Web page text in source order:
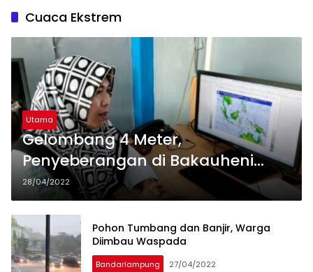
Cuaca Ekstrem
Utama
Gelombang 4 Meter,
Penyeberangan di Bakauheni
Tetap Jalan
28/04/2022
Pohon Tumbang dan Banjir, Warga
Diimbau Waspada
Bandarlampung 27/04/2022